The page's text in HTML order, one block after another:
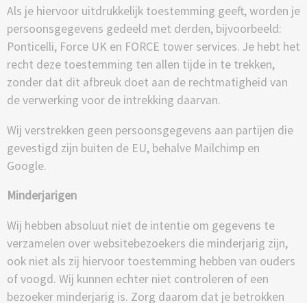
Als je hiervoor uitdrukkelijk toestemming geeft, worden je
persoonsgegevens gedeeld met derden, bijvoorbeeld:
Ponticelli, Force UK en FORCE tower services. Je hebt het
recht deze toestemming ten allen tijde in te trekken,
zonder dat dit afbreuk doet aan de rechtmatigheid van
de verwerking voor de intrekking daarvan.
Wij verstrekken geen persoonsgegevens aan partijen die
gevestigd zijn buiten de EU, behalve Mailchimp en
Google.
Minderjarigen
Wij hebben absoluut niet de intentie om gegevens te
verzamelen over websitebezoekers die minderjarig zijn,
ook niet als zij hiervoor toestemming hebben van ouders
of voogd. Wij kunnen echter niet controleren of een
bezoeker minderjarig is. Zorg daarom dat je betrokken